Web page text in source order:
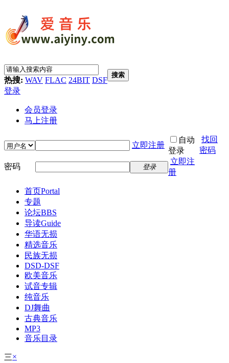
热搜: WAV FLAC 24BIT DSF
搜索
登录
会员登录
马上注册
立即注册
自动
登录
找回
密码
密码
登录
立即注
册
首页Portal
专题
论坛BBS
导读Guide
华语无损
精选音乐
民族无损
DSD-DSF
欧美音乐
试音专辑
纯音乐
DJ舞曲
古典音乐
MP3
音乐目录
三×